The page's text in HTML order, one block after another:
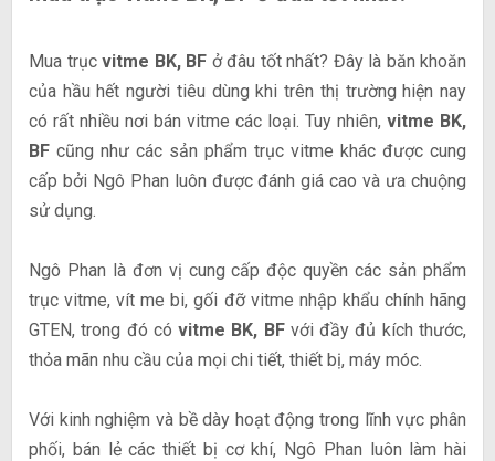
Mua trục vitme BK, BF ở đâu tốt nhất? Đây là băn khoăn
của hầu hết người tiêu dùng khi trên thị trường hiện nay
có rất nhiều nơi bán vitme các loại. Tuy nhiên, vitme BK,
BF cũng như các sản phẩm trục vitme khác được cung
cấp bởi Ngô Phan luôn được đánh giá cao và ưa chuộng
sử dụng.
Ngô Phan là đơn vị cung cấp độc quyền các sản phẩm
trục vitme, vít me bi, gối đỡ vitme nhập khẩu chính hãng
GTEN, trong đó cóvitme BK, BFvới đầy đủ kích thước,
thỏa mãn nhu cầu của mọi chi tiết, thiết bị, máy móc.
Với kinh nghiệm và bề dày hoạt động trong lĩnh vực phân
phối, bán lẻ các thiết bị cơ khí, Ngô Phan luôn làm hài